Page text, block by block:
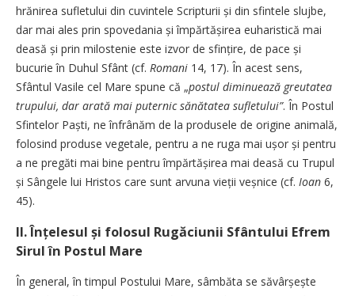
hrănirea sufletului din cuvintele Scripturii și din sfintele slujbe,
dar mai ales prin spovedania și împărtășirea euharistică mai
deasă și prin milostenie este izvor de sfințire, de pace și
bucurie în Duhul Sfânt (cf. Romani 14, 17). În acest sens,
Sfântul Vasile cel Mare spune că „postul diminuează greutatea
trupului, dar arată mai puternic sănătatea sufletului”. În Postul
Sfintelor Paști, ne înfrânăm de la produsele de origine animală,
folosind produse vegetale, pentru a ne ruga mai ușor și pentru
a ne pregăti mai bine pentru împărtășirea mai deasă cu Trupul
și Sângele lui Hristos care sunt arvuna vieții veșnice (cf. Ioan 6,
45).
II. Înțelesul și folosul Rugăciunii Sfântului Efrem
Sirul în Postul Mare
În general, în timpul Postului Mare, sâmbăta se săvârșește